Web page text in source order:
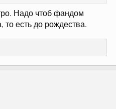
Надо чтоб фандом
то есть до рождества.